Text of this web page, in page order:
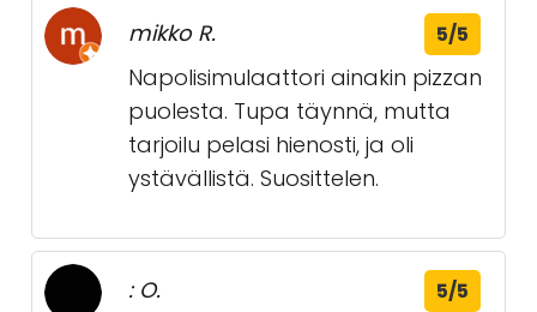
mikko R. 5/5
Napolisimulaattori ainakin pizzan
puolesta. Tupa täynnä, mutta
tarjoilu pelasi hienosti, ja oli
ystävällistä. Suosittelen.
: O. 5/5